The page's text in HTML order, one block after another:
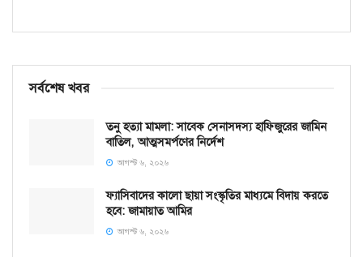
সর্বশেষ খবর
তনু হত্যা মামলা: সাবেক সেনাসদস্য হাফিজুরের জামিন
বাতিল, আত্মসমর্পণের নির্দেশ
আগস্ট ৬, ২০২৬
ফ্যাসিবাদের কালো ছায়া সংস্কৃতির মাধ্যমে বিদায় করতে
হবে: জামায়াত আমির
আগস্ট ৬, ২০২৬